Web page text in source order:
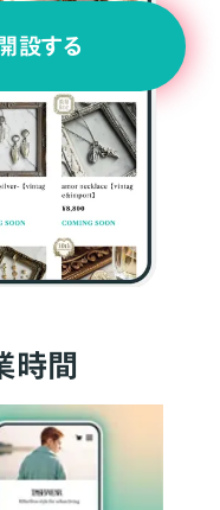
設する
理由
時間